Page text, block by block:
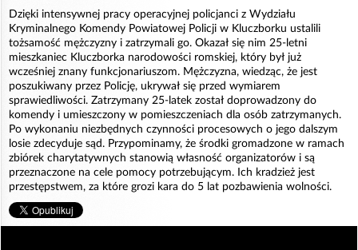
Dzięki intensywnej pracy operacyjnej policjanci z Wydziału
Kryminalnego Komendy Powiatowej Policji w Kluczborku ustalili
tożsamość mężczyzny i zatrzymali go. Okazał się nim 25-letni
mieszkaniec Kluczborka narodowości romskiej, który był już
wcześniej znany funkcjonariuszom. Mężczyzna, wiedząc, że jest
poszukiwany przez Policję, ukrywał się przed wymiarem
sprawiedliwości. Zatrzymany 25-latek został doprowadzony do
komendy i umieszczony w pomieszczeniach dla osób zatrzymanych.
Po wykonaniu niezbędnych czynności procesowych o jego dalszym
losie zdecyduje sąd. Przypominamy, że środki gromadzone w ramach
zbiórek charytatywnych stanowią własność organizatorów i są
przeznaczone na cele pomocy potrzebującym. Ich kradzież jest
przestępstwem, za które grozi kara do 5 lat pozbawienia wolności.